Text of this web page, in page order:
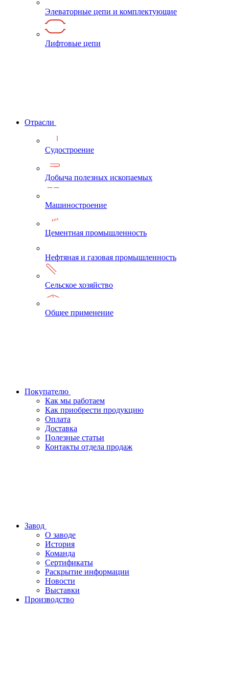
Элеваторные цепи и комплектующие
Лифтовые цепи
Отрасли
Судостроение
Добыча полезных ископаемых
Машиностроение
Цементная промышленность
Нефтяная и газовая промышленность
Сельское хозяйство
Общее применение
Покупателю
Как мы работаем
Как приобрести продукцию
Оплата
Доставка
Полезные статьи
Контакты отдела продаж
Завод
О заводе
История
Команда
Сертификаты
Раскрытие информации
Новости
Выставки
Производство